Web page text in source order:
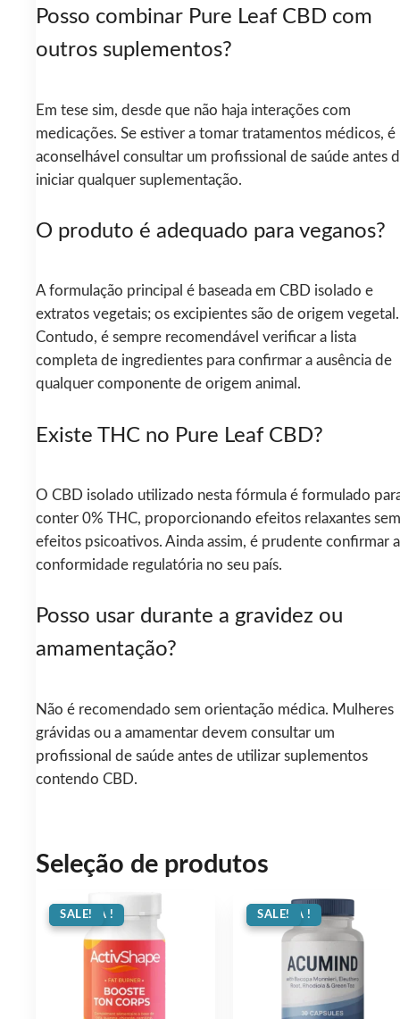
Posso combinar Pure Leaf CBD com
outros suplementos?
Em tese sim, desde que não haja interações com
medicações. Se estiver a tomar tratamentos médicos, é
aconselhável consultar um profissional de saúde antes
iniciar qualquer suplementação.
O produto é adequado para veganos?
A formulação principal é baseada em CBD isolado e
extratos vegetais; os excipientes são de origem vegetal.
Contudo, é sempre recomendável verificar a lista
completa de ingredientes para confirmar a ausência de
qualquer componente de origem animal.
Existe THC no Pure Leaf CBD?
O CBD isolado utilizado nesta fórmula é formulado
conter 0% THC, proporcionando efeitos relaxantes sem
efeitos psicoativos. Ainda assim, é prudente confirmar a
conformidade regulatória no seu país.
Posso usar durante a gravidez ou
amamentação?
Não é recomendado sem orientação médica. Mulheres
grávidas ou a amamentar devem consultar um
profissional de saúde antes de utilizar suplementos
contendo CBD.
Seleção de produtos
OFERTA !
SALE! OFERTA !
SALE!